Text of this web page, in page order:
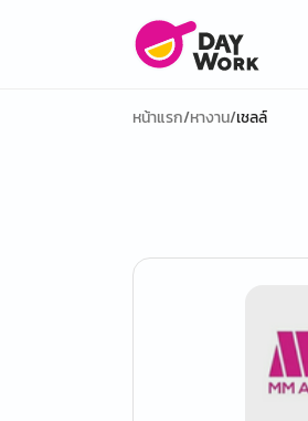
หน้าแรก/หางาน/เชลล์